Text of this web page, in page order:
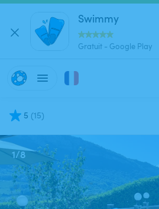
Swimmy
Gratuit - Google Play
5 (15)
1/8